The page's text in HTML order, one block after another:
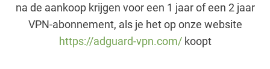
na de aankoop krijgen voor een 1 jaar of een 2 jaar
VPN-abonnement, als je het op onze website
https://adguard-vpn.com/koopt